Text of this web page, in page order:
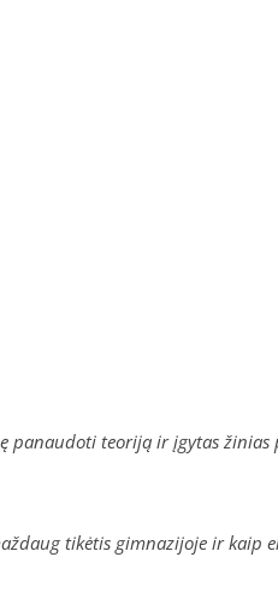
panaudoti teoriją ir įgytas
tikėtis gimnazijoje ir kaip